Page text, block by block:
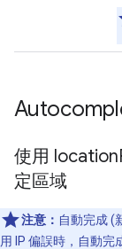
使用 location
定區域
注意： 自動完成 (
用 IP 偏誤時，自動完